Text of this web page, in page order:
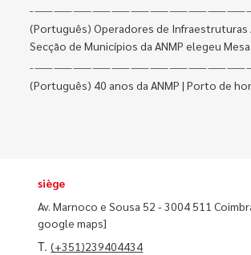
(Português) Operadores de Infraestruturas
Secção de Municípios da ANMP elegeu Mesa
(Português) 40 anos da ANMP | Porto de
siège
Av. Marnoco e Sousa 52 - 3004 511
google maps]
T.(+351)239404434